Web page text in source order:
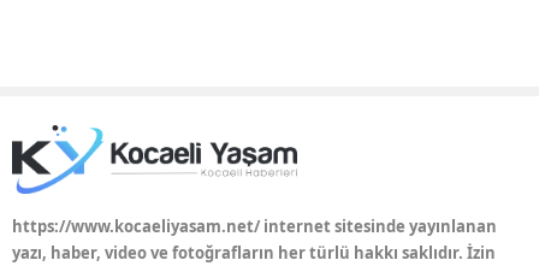
https://www.kocaeliyasam.net/ internet sitesinde yayınlanan
yazı, haber, video ve fotoğrafların her türlü hakkı saklıdır. İzin